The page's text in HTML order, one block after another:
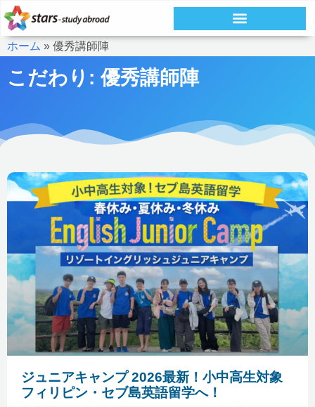
容
を
キ
プ
ホーム » 優秀講師陣
こだわり: 優秀講師陣
ジュニアキャンプ 2026最新！小中高生対象
フィリピン・セブ島英語留学へ！